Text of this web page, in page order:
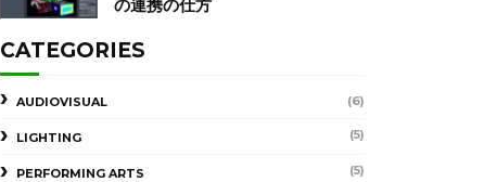
の連携の仕方
CATEGORIES
AUDIOVISUAL (6)
LIGHTING (5)
PERFORMING ARTS (5)